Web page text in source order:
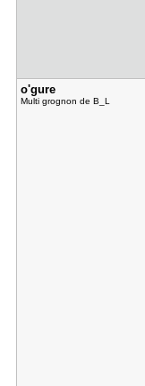
o'gure
Multi grognon de B_L